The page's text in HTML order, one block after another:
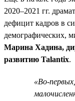
2020–2021 гг.
дефицит кадров в
демографических,
Марина Хадина,
развитию Talantix.
«Во-